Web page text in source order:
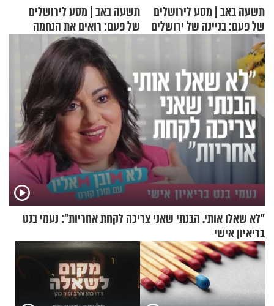
תשעה באב | מסע לירושלים
של פעם: בניינה של ירושלים
תשעה באב | מסע לירושלים
של פעם: רואים את הנחמה
"לא שאלו אותי. הבנתי שאני צריכה לקחת אחריות": נעמי בנט
בריאיון אישי